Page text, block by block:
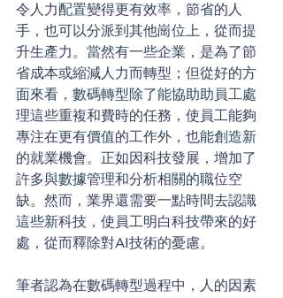
令人力配置變得更有效率，節省的人
手，也可以分派到其他崗位上，從而提
升生產力。當然有一些企業，是為了節
省成本或縮減人力而轉型；但從好的方
面來看，數碼轉型除了能協助助員工處
理這些重複和費時的任務，使員工能夠
專注在更有價值的工作外，也能創造新
的就業機會。正如因科技發展，增加了
許多與數據管理和分析相關的職位空
缺。然而，業界還需要一點時間去認識
這些新科技，使員工明白科技帶來的好
處，從而釋除對AI技術的憂慮。
筆者認為在數碼轉型過程中，人的因素